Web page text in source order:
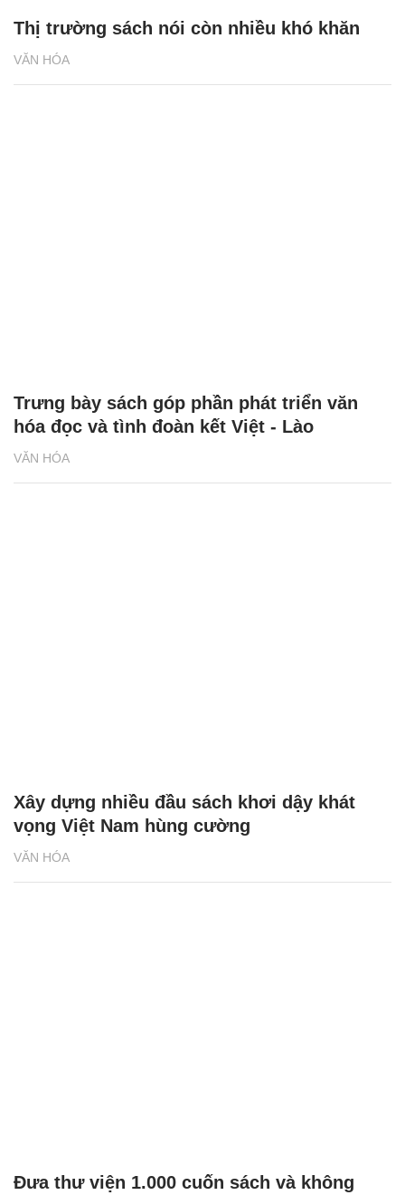
VĂN HÓA
Thị trường sách nói còn nhiều khó khăn
VĂN HÓA
Trưng bày sách góp phần phát triển văn
hóa đọc và tình đoàn kết Việt - Lào
VĂN HÓA
Xây dựng nhiều đầu sách khơi dậy khát
vọng Việt Nam hùng cường
Đưa thư viện 1.000 cuốn sách và không